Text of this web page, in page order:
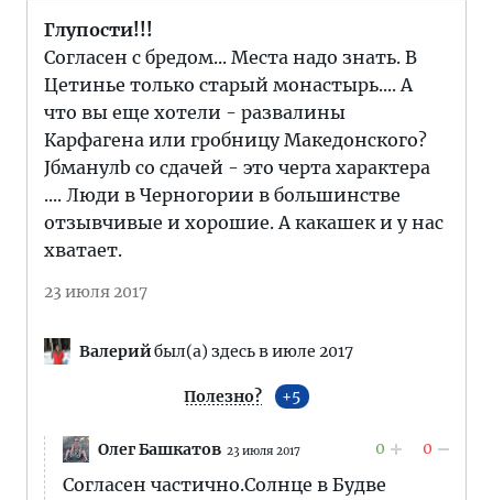
Глупости!!!
Согласен с бредом... Места надо знать. В
Цетинье только старый монастырь.... А
что вы еще хотели - развалины
Карфагена или гробницу Македонского?
Jбманулb со сдачей - это черта характера
.... Люди в Черногории в большинстве
отзывчивые и хорошие. А какашек и у нас
хватает.
23 июля 2017
Валерийбыл(а) здесь в июле 2017
Полезно? 5
Олег Башкатов 23 июля 2017 0 0
Согласен частично.Солнце в Будве